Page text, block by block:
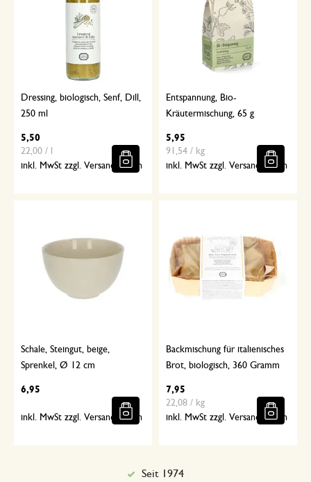
Dressing, biologisch, Senf, Dill,
250 ml
5,50
22,00 / l
inkl. MwSt zzgl. Versandkosten
Entspannung, Bio-
Kräutermischung, 65 g
5,95
91,54 / kg
inkl. MwSt zzgl. Versandkosten
Schale, Steingut, beige,
Sprenkel, Ø 12 cm
6,95
inkl. MwSt zzgl. Versandkosten
Backmischung für italienisches
Brot, biologisch, 360 Gramm
7,95
22,08 / kg
inkl. MwSt zzgl. Versandkosten
Sorgfältig ausgewählt